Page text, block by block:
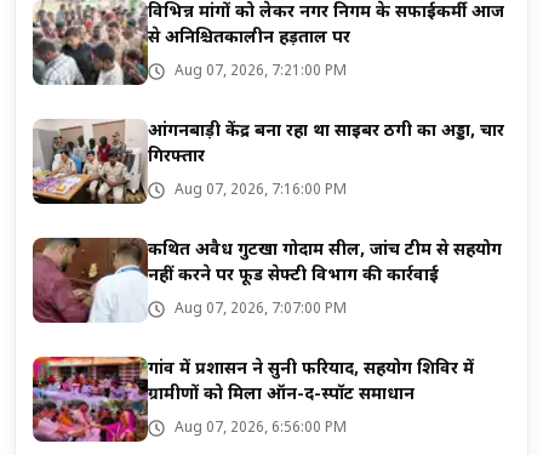
विभिन्न मांगों को लेकर नगर निगम के सफाईकर्मी आज
से अनिश्चितकालीन हड़ताल पर
Aug 07, 2026, 7:21:00 PM
आंगनबाड़ी केंद्र बना रहा था साइबर ठगी का अड्डा, चार
गिरफ्तार
Aug 07, 2026, 7:16:00 PM
कथित अवैध गुटखा गोदाम सील, जांच टीम से सहयोग
नहीं करने पर फूड सेफ्टी विभाग की कार्रवाई
Aug 07, 2026, 7:07:00 PM
गांव में प्रशासन ने सुनी फरियाद, सहयोग शिविर में
ग्रामीणों को मिला ऑन-द-स्पॉट समाधान
Aug 07, 2026, 6:56:00 PM